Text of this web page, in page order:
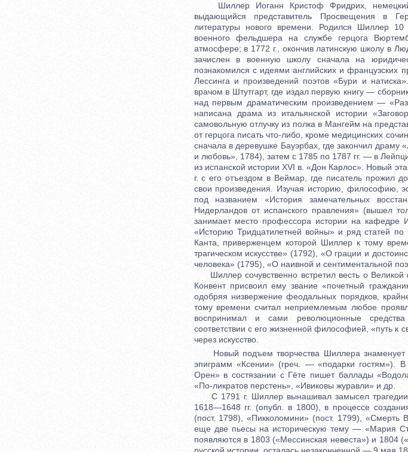
Шиллер Иоганн Кристоф Фридрих, немецкий
выдающийся представитель Просвещения в
литературы нового времени. Родился Шиллер
военного фельдшера на службе герцога
атмосфере; в 1772 г., окончив латинскую школу в
зачислен в военную школу сначала на
познакомился с идеями английских и французских
Лессинга и произведений поэтов «Бури и
врачом в Штутгарт, где издал первую книгу —
над первым драматическим произведением —
написана драма из итальянской истории
самовольную отлучку из полка в Мангейм на
от герцога писать что-либо, кроме медицинских
сначала в деревушке Бауэрбах, где закончил драму
и любовь», 1784), затем с 1785 по 1787 гг. — в
из испанской истории XVI в. «Дон Карлос». Новый
г. с его отъездом в Веймар, где писатель прожил
свои произведения. Изучая историю, философию,
под названием «История замечательных
Нидерландов от испанского правления» (вышел
занимает место профессора истории на кафедре
«Историю Тридцатилетней войны» и ряд статей
Канта, приверженцем которой Шиллер к тому
трагическом искусстве» (1792), «О грации и
человека» (1795), «О наивной и сентиментальной
Шиллер сочувственно встретил весть о Великой
Конвент присвоил ему звание «почетный
одобряя низвержение феодальных порядков,
тому времени считал неприемлемым любое
воспринимал и сами революционные средства
соответствии с его жизненной философией, «путь к
через искусство.
Новый подъем творчества Шиллера знаменует
эпиграмм «Ксении» (греч. — «подарки гостям»).
Орен» в состязании с Гёте пишет баллады
«По-ликратов перстень», «Ивиковы журавли» и др.
С 1791 г. Шиллер вынашивал замысел трагедии
1618—1648 гг. (опубл. в 1800), в процессе
(пост. 1798), «Пикколомини» (пост. 1799), «Смерть
еще две пьесы на историческую тему — «Мария
появляются в 1803 («Мессинская невеста») и 1804